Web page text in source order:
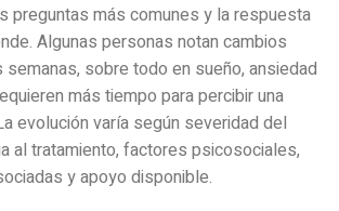
preguntas más comunes y la respuesta
Algunas personas notan cambios
sobre todo en sueño, ansiedad
más tiempo para percibir una
evolución varía según severidad del
al tratamiento, factores psicosociales,
y apoyo disponible.